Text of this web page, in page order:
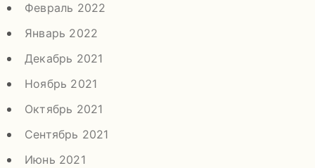
Февраль 2022
Январь 2022
Декабрь 2021
Ноябрь 2021
Октябрь 2021
Сентябрь 2021
Июнь 2021